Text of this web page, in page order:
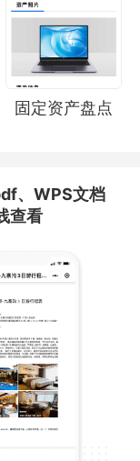
固定资产盘点
、WPS文档
查看